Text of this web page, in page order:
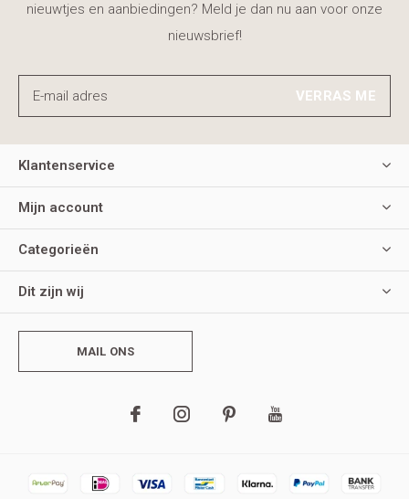
nieuwtjes en aanbiedingen? Meld je dan nu aan voor onze
nieuwsbrief!
VERRAS ME
Klantenservice
Mijn account
Categorieën
Dit zijn wij
MAIL ONS